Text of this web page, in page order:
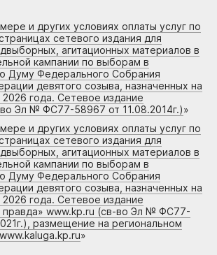
и других условиях оплаты услуг по
сетевого издания для
агитационных материалов в
кампании по выборам в
Думу Федерального Собрания
девятого созыва, назначенных на
2026 года. Сетевое издание
Эл № ФС77-58967 от 11.08.2014г.)»
и других условиях оплаты услуг по
сетевого издания для
агитационных материалов в
кампании по выборам в
Думу Федерального Собрания
девятого созыва, назначенных на
2026 года. Сетевое издание
правда» www.kp.ru (св-во Эл № ФС77-
размещение на региональном
»